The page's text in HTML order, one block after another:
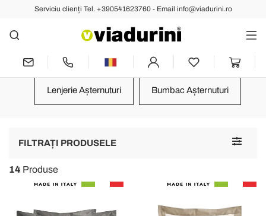
Serviciu clienți Tel. +390541623760 - Email info@viadurini.ro
Cearşaf Simple și Duble în
Lenjerie Pură și Bumbac Italian
Lenjerie Așternuturi Bumbac Așternuturi
Toggle
FILTRAȚI PRODUSELE
14 Produse